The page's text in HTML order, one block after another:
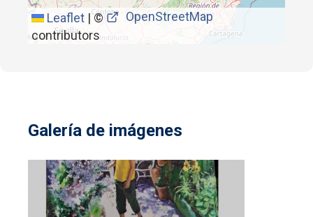
Leaflet |©
OpenStreetMap
contributors
Galería de imágenes